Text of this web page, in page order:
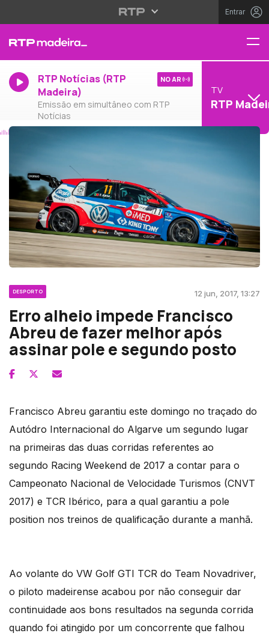
Entrar
RTP Notícias (RTP
Madeira)
Emissão em simultâneo com RTP
Notícias
NO AR
TV
RTP
DESPORTO 12 jun, 2017, 13:27
Erro alheio impede Francisco
Abreu de fazer melhor após
assinar pole e segundo posto
Francisco Abreu garantiu este domingo no traçado do
Autódro Internacional do Algarve um segundo lugar
na primeiras das duas corridas referentes ao
segundo Racing Weekend de 2017 a contar para o
Campeonato Nacional de Velocidade Turismos (CNVT
2017) e TCR Ibérico, para a qual garantiu a pole
position nos treinos de qualificação durante a manhã.
Ao volante do VW Golf GTI TCR do Team Novadriver,
o piloto madeirense acabou por não conseguir dar
continuidade aos bons resultados na segunda corrida
quando foi atingido por um concorrente que falhou